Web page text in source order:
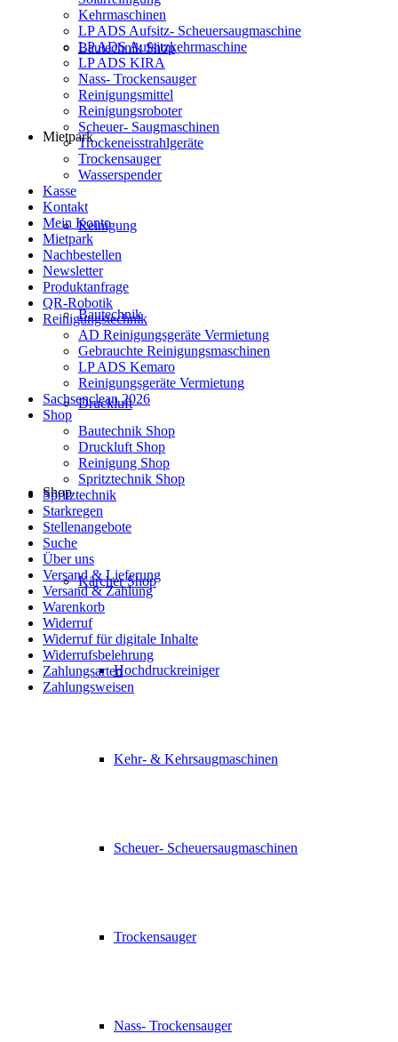
Bautechnik Shop
Mietpark
Reinigung
Bautechnik
Druckluft
Shop
Kärcher Shop
Hochdruckreiniger
Kehr- & Kehrsaugmaschinen
Scheuer- Scheuersaugmaschinen
Trockensauger
Nass- Trockensauger
Kehrmaschinen
LP ADS Aufsitz- Scheuersaugmaschine
LP ADS Aufsitzkehrmaschine
LP ADS KIRA
Nass- Trockensauger
Reinigungsmittel
Reinigungsroboter
Scheuer- Saugmaschinen
Trockeneisstrahlgeräte
Trockensauger
Wasserspender
Kasse
Kontakt
Mein Konto
Mietpark
Nachbestellen
Newsletter
Produktanfrage
QR-Robotik
Reinigungstechnik
AD Reinigungsgeräte Vermietung
Gebrauchte Reinigungsmaschinen
LP ADS Kemaro
Reinigungsgeräte Vermietung
Sachsenclean 2026
Shop
Bautechnik Shop
Druckluft Shop
Reinigung Shop
Spritztechnik Shop
Spritztechnik
Starkregen
Stellenangebote
Suche
Über uns
Versand & Lieferung
Versand & Zahlung
Warenkorb
Widerruf
Widerruf für digitale Inhalte
Widerrufsbelehrung
Zahlungsarten
Zahlungsweisen